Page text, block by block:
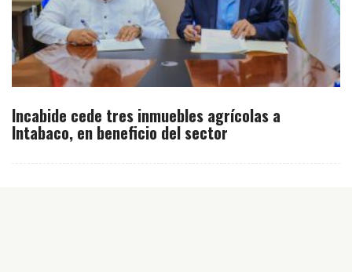
Incabide cede tres inmuebles agrícolas a
Intabaco, en beneficio del sector